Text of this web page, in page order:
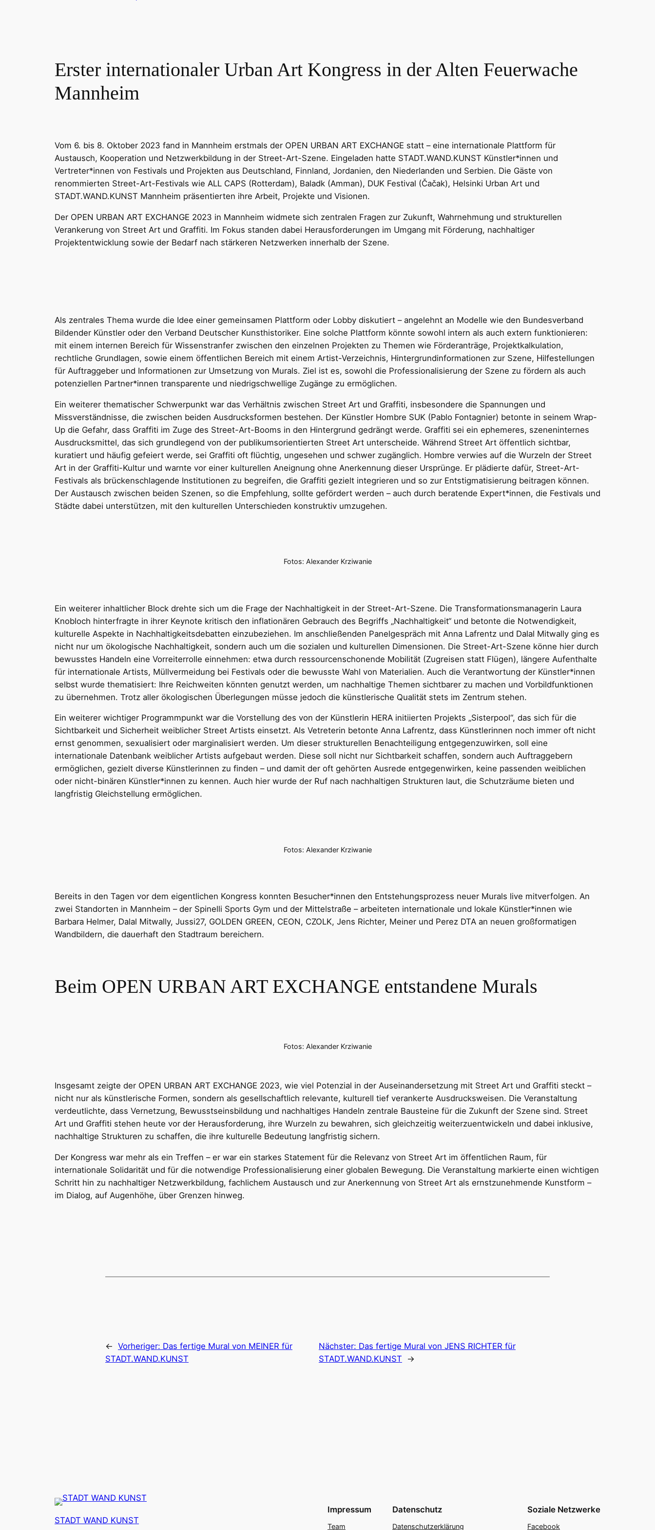
Erster internationaler Urban Art Kongress in der Alten Feuerwache
Mannheim
Vom 6. bis 8. Oktober 2023 fand in Mannheim erstmals der OPEN URBAN ART EXCHANGE statt – eine internationale Plattform für
Austausch, Kooperation und Netzwerkbildung in der Street-Art-Szene. Eingeladen hatte STADT.WAND.KUNST Künstler*innen und
Vertreter*innen von Festivals und Projekten aus Deutschland, Finnland, Jordanien, den Niederlanden und Serbien. Die Gäste von
renommierten Street-Art-Festivals wie ALL CAPS (Rotterdam), Baladk (Amman), DUK Festival (Čačak), Helsinki Urban Art und
STADT.WAND.KUNST Mannheim präsentierten ihre Arbeit, Projekte und Visionen.
Der OPEN URBAN ART EXCHANGE 2023 in Mannheim widmete sich zentralen Fragen zur Zukunft, Wahrnehmung und strukturellen
Verankerung von Street Art und Graffiti. Im Fokus standen dabei Herausforderungen im Umgang mit Förderung, nachhaltiger
Projektentwicklung sowie der Bedarf nach stärkeren Netzwerken innerhalb der Szene.
Als zentrales Thema wurde die Idee einer gemeinsamen Plattform oder Lobby diskutiert – angelehnt an Modelle wie den Bundesverband
Bildender Künstler oder den Verband Deutscher Kunsthistoriker. Eine solche Plattform könnte sowohl intern als auch extern funktionieren:
mit einem internen Bereich für Wissenstranfer zwischen den einzelnen Projekten zu Themen wie Förderanträge, Projektkalkulation,
rechtliche Grundlagen, sowie einem öffentlichen Bereich mit einem Artist-Verzeichnis, Hintergrundinformationen zur Szene, Hilfestellungen
für Auftraggeber und Informationen zur Umsetzung von Murals. Ziel ist es, sowohl die Professionalisierung der Szene zu fördern als auch
potenziellen Partner*innen transparente und niedrigschwellige Zugänge zu ermöglichen.
Ein weiterer thematischer Schwerpunkt war das Verhältnis zwischen Street Art und Graffiti, insbesondere die Spannungen und
Missverständnisse, die zwischen beiden Ausdrucksformen bestehen. Der Künstler Hombre SUK (Pablo Fontagnier) betonte in seinem Wrap-
Up die Gefahr, dass Graffiti im Zuge des Street-Art-Booms in den Hintergrund gedrängt werde. Graffiti sei ein ephemeres, szeneninternes
Ausdrucksmittel, das sich grundlegend von der publikumsorientierten Street Art unterscheide. Während Street Art öffentlich sichtbar,
kuratiert und häufig gefeiert werde, sei Graffiti oft flüchtig, ungesehen und schwer zugänglich. Hombre verwies auf die Wurzeln der Street
Art in der Graffiti-Kultur und warnte vor einer kulturellen Aneignung ohne Anerkennung dieser Ursprünge. Er plädierte dafür, Street-Art-
Festivals als brückenschlagende Institutionen zu begreifen, die Graffiti gezielt integrieren und so zur Entstigmatisierung beitragen können.
Der Austausch zwischen beiden Szenen, so die Empfehlung, sollte gefördert werden – auch durch beratende Expert*innen, die Festivals und
Städte dabei unterstützen, mit den kulturellen Unterschieden konstruktiv umzugehen.
Fotos: Alexander Krziwanie
Ein weiterer inhaltlicher Block drehte sich um die Frage der Nachhaltigkeit in der Street-Art-Szene. Die Transformationsmanagerin Laura
Knobloch hinterfragte in ihrer Keynote kritisch den inflationären Gebrauch des Begriffs „Nachhaltigkeit“ und betonte die Notwendigkeit,
kulturelle Aspekte in Nachhaltigkeitsdebatten einzubeziehen. Im anschließenden Panelgespräch mit Anna Lafrentz und Dalal Mitwally ging es
nicht nur um ökologische Nachhaltigkeit, sondern auch um die sozialen und kulturellen Dimensionen. Die Street-Art-Szene könne hier durch
bewusstes Handeln eine Vorreiterrolle einnehmen: etwa durch ressourcenschonende Mobilität (Zugreisen statt Flügen), längere Aufenthalte
für internationale Artists, Müllvermeidung bei Festivals oder die bewusste Wahl von Materialien. Auch die Verantwortung der Künstler*innen
selbst wurde thematisiert: Ihre Reichweiten könnten genutzt werden, um nachhaltige Themen sichtbarer zu machen und Vorbildfunktionen
zu übernehmen. Trotz aller ökologischen Überlegungen müsse jedoch die künstlerische Qualität stets im Zentrum stehen.
Ein weiterer wichtiger Programmpunkt war die Vorstellung des von der Künstlerin HERA initiierten Projekts „Sisterpool“, das sich für die
Sichtbarkeit und Sicherheit weiblicher Street Artists einsetzt. Als Vetreterin betonte Anna Lafrentz, dass Künstlerinnen noch immer oft nicht
ernst genommen, sexualisiert oder marginalisiert werden. Um dieser strukturellen Benachteiligung entgegenzuwirken, soll eine
internationale Datenbank weiblicher Artists aufgebaut werden. Diese soll nicht nur Sichtbarkeit schaffen, sondern auch Auftraggebern
ermöglichen, gezielt diverse Künstlerinnen zu finden – und damit der oft gehörten Ausrede entgegenwirken, keine passenden weiblichen
oder nicht-binären Künstler*innen zu kennen. Auch hier wurde der Ruf nach nachhaltigen Strukturen laut, die Schutzräume bieten und
langfristig Gleichstellung ermöglichen.
Fotos: Alexander Krziwanie
Bereits in den Tagen vor dem eigentlichen Kongress konnten Besucher*innen den Entstehungsprozess neuer Murals live mitverfolgen. An
zwei Standorten in Mannheim – der Spinelli Sports Gym und der Mittelstraße – arbeiteten internationale und lokale Künstler*innen wie
Barbara Helmer, Dalal Mitwally, Jussi27, GOLDEN GREEN, CEON, CZOLK, Jens Richter, Meiner und Perez DTA an neuen großformatigen
Wandbildern, die dauerhaft den Stadtraum bereichern.
Beim OPEN URBAN ART EXCHANGE entstandene Murals
Fotos: Alexander Krziwanie
Insgesamt zeigte der OPEN URBAN ART EXCHANGE 2023, wie viel Potenzial in der Auseinandersetzung mit Street Art und Graffiti steckt –
nicht nur als künstlerische Formen, sondern als gesellschaftlich relevante, kulturell tief verankerte Ausdrucksweisen. Die Veranstaltung
verdeutlichte, dass Vernetzung, Bewusstseinsbildung und nachhaltiges Handeln zentrale Bausteine für die Zukunft der Szene sind. Street
Art und Graffiti stehen heute vor der Herausforderung, ihre Wurzeln zu bewahren, sich gleichzeitig weiterzuentwickeln und dabei inklusive,
nachhaltige Strukturen zu schaffen, die ihre kulturelle Bedeutung langfristig sichern.
Der Kongress war mehr als ein Treffen – er war ein starkes Statement für die Relevanz von Street Art im öffentlichen Raum, für
internationale Solidarität und für die notwendige Professionalisierung einer globalen Bewegung. Die Veranstaltung markierte einen wichtigen
Schritt hin zu nachhaltiger Netzwerkbildung, fachlichem Austausch und zur Anerkennung von Street Art als ernstzunehmende Kunstform –
im Dialog, auf Augenhöhe, über Grenzen hinweg.
← Vorheriger: Das fertige Mural von MEINER für
STADT.WAND.KUNST
Nächster: Das fertige Mural von JENS RICHTER für
STADT.WAND.KUNST
→
STADT WAND KUNST
Impressum
Team
Datenschutz
Datenschutzerklärung
Soziale Netzwerke
Facebook